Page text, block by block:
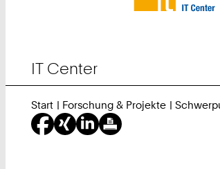
IT Center
Start Forschung & Projekte